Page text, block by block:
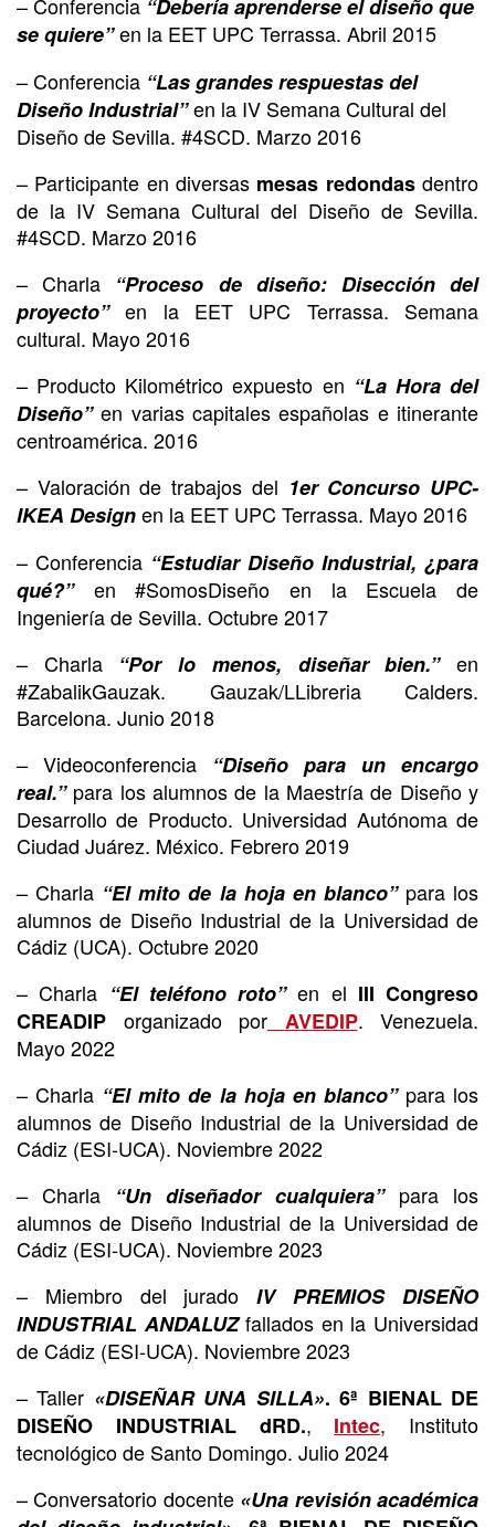
“Debería aprenderse el diseño que
se quiere”en la EET UPC Terrassa. Abril 2015
– Conferencia “Las grandes respuestas del
Diseño Industrial”en la IV Semana Cultural del
Diseño de Sevilla. #4SCD. Marzo 2016
– Participante en diversas mesas redondasdentro
de la IV Semana Cultural del Diseño de Sevilla.
#4SCD. Marzo 2016
– Charla “Proceso de diseño: Disección del
proyecto”en la EET UPC Terrassa. Semana
cultural. Mayo 2016
– Producto Kilométrico expuesto en “La Hora del
Diseño”en varias capitales españolas e itinerante
centroamérica. 2016
– Valoración de trabajos del 1er Concurso UPC-
IKEA Designen la EET UPC Terrassa. Mayo 2016
– Conferencia “Estudiar Diseño Industrial, ¿para
qué?”en #SomosDiseño en la Escuela de
Ingeniería de Sevilla. Octubre 2017
– Charla “Por lo menos, diseñar bien.”en
#ZabalikGauzak. Gauzak/LLibreria Calders.
Barcelona. Junio 2018
– Videoconferencia “Diseño para un encargo
real.”para los alumnos de la Maestría de Diseño y
Desarrollo de Producto. Universidad Autónoma de
Ciudad Juárez. México. Febrero 2019
– Charla “El mito de la hoja en blanco”para los
alumnos de Diseño Industrial de la Universidad de
Cádiz (UCA). Octubre 2020
– Charla “El teléfono roto”en el III Congreso
CREADIP organizado por AVEDIP. Venezuela.
Mayo 2022
– Charla “El mito de la hoja en blanco”para los
alumnos de Diseño Industrial de la Universidad de
Cádiz (ESI-UCA). Noviembre 2022
– Charla “Un diseñador cualquiera”para los
alumnos de Diseño Industrial de la Universidad de
Cádiz (ESI-UCA). Noviembre 2023
– Miembro del juradoIV PREMIOS DISEÑO
INDUSTRIAL ANDALUZfallados en la Universidad
de Cádiz (ESI-UCA). Noviembre 2023
– Taller «DISEÑAR UNA SILLA». 6ª BIENAL DE
DISEÑO INDUSTRIAL dRD., Intec, Instituto
tecnológico de Santo Domingo. Julio 2024
– Conversatorio docente «Una revisión académica